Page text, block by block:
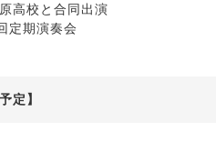
と合同出演
期演奏会
定】